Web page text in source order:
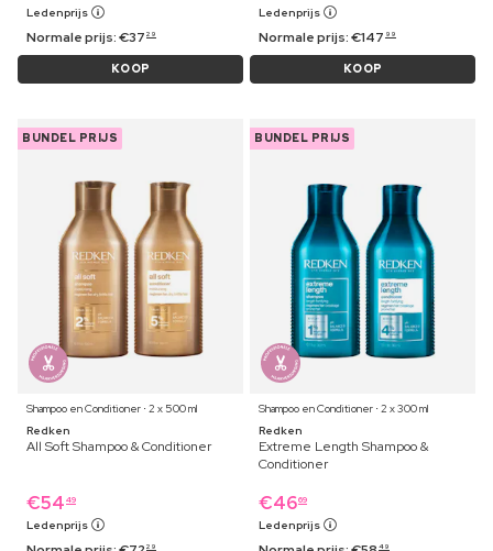
Ledenprijs
Normale prijs:€37 29
KOOP
Ledenprijs
Normale prijs:€147 99
KOOP
BUNDEL PRIJS
Shampoo en Conditioner ⋅ 2 x 500 ml
Redken
All Soft Shampoo & Conditioner
€54 49
Ledenprijs
29
BUNDEL PRIJS
Shampoo en Conditioner ⋅ 2 x 300 ml
Redken
Extreme Length Shampoo &
Conditioner
€4669
Ledenprijs
49